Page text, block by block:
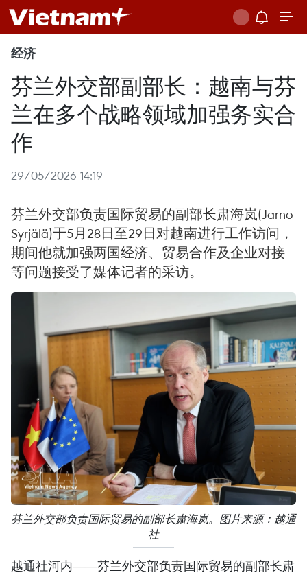
经济
芬兰外交部副部长：越南与芬
兰在多个战略领域加强务实合
作
29/05/2026 14:19
芬兰外交部负责国际贸易的副部长肃海岚(Jarno
Syrjälä)于5月28日至29日对越南进行工作访问，
期间他就加强两国经济、贸易合作及企业对接
等问题接受了媒体记者的采访。
芬兰外交部负责国际贸易的副部长肃海岚。图片来源：越通
社
越通社河内——芬兰外交部负责国际贸易的副部长肃